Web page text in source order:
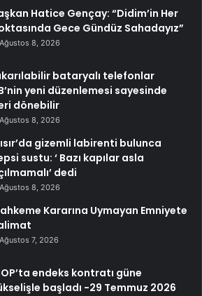
Hatice Gençay: “Didim’in Her
Gece Gündüz Sahadayız”
Ağustos 8, 2026
bataryalı telefonlar
yeni düzenlemesi sayesinde
dönebilir
Ağustos 8, 2026
gizemli labirenti bulunca
sustu: ‘ Bazı kapılar asla
dedi
Ağustos 8, 2026
Kararına Uymayan Emniyete
Ağustos 7, 2026
endeks kontratı güne
başladı -29 Temmuz 2026